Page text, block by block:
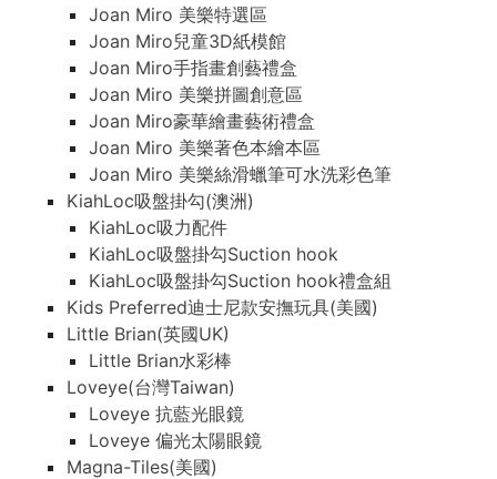
Joan Miro 美樂特選區
Joan Miro兒童3D紙模館
Joan Miro手指畫創藝禮盒
Joan Miro 美樂拼圖創意區
Joan Miro豪華繪畫藝術禮盒
Joan Miro 美樂著色本繪本區
Joan Miro 美樂絲滑蠟筆可水洗彩色筆
KiahLoc吸盤掛勾(澳洲)
KiahLoc吸力配件
KiahLoc吸盤掛勾Suction hook
KiahLoc吸盤掛勾Suction hook禮盒組
Kids Preferred迪士尼款安撫玩具(美國)
Little Brian(英國UK)
Little Brian水彩棒
Loveye(台灣Taiwan)
Loveye 抗藍光眼鏡
Loveye 偏光太陽眼鏡
Magna-Tiles(美國)